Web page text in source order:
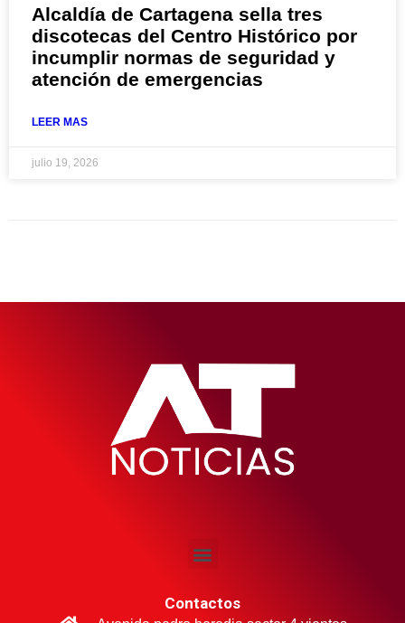
Alcaldía de Cartagena sella tres
discotecas del Centro Histórico por
incumplir normas de seguridad y
atención de emergencias
LEER MAS
julio 19, 2026
Contactos